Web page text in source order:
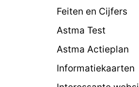
Feiten en Cijfers
Astma Test
Astma Actieplan
Informatiekaarten